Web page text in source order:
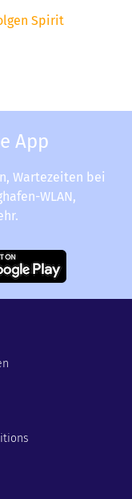
Spirit
App
Wartezeiten bei
WLAN,